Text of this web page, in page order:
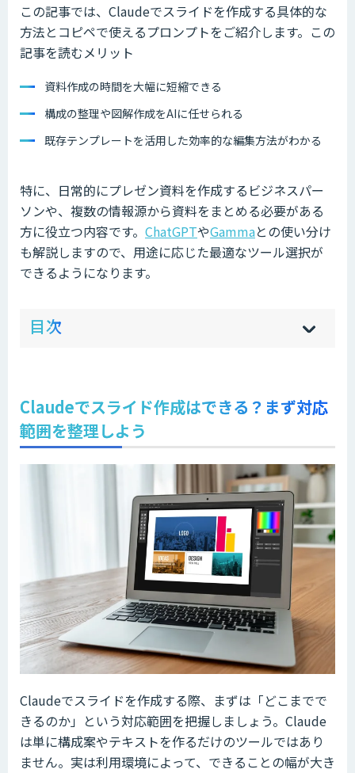
この記事では、Claudeでスライドを作成する具体的な
方法とコピペで使えるプロンプトをご紹介します。この
記事を読むメリット
資料作成の時間を大幅に短縮できる
構成の整理や図解作成をAIに任せられる
既存テンプレートを活用した効率的な編集方法がわかる
特に、日常的にプレゼン資料を作成するビジネスパー
ソンや、複数の情報源から資料をまとめる必要がある
方に役立つ内容です。 ChatGPTやGammaとの使い分け
も解説しますので、用途に応じた最適なツール選択が
できるようになります。
目次 hi
]
sh
]
Claudeでスライド作成はできる？まず対応
範囲を整理しよう
Claudeでスライドを作成する際、まずは「どこまでで
きるのか」という対応範囲を把握しましょう。Claude
は単に構成案やテキストを作るだけのツールではあり
ません。実は利用環境によって、できることの幅が大き